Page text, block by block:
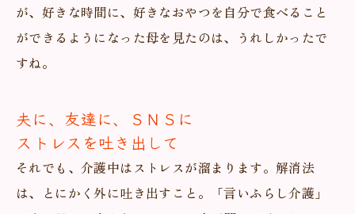
が、好きな時間に、好きなおやつを自分で食べること
ができるようになった母を見たのは、うれしかったで
すね。
夫に、友達に、ＳＮＳに
ストレスを吐き出して
それでも、介護中はストレスが溜まります。解消法
は、とにかく外に吐き出すこと。「言いふらし介護」